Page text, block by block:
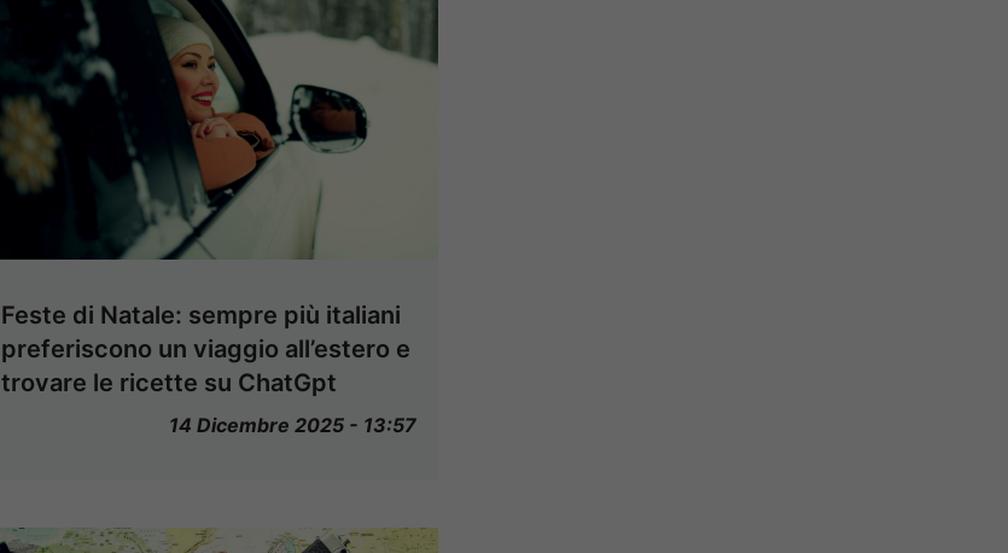
Feste di Natale: sempre più italiani
preferiscono un viaggio all’estero e
trovare le ricette su ChatGpt
14 Dicembre 2025 - 13:57